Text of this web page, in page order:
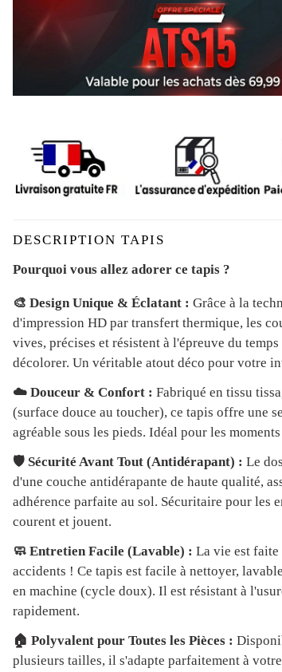
DESCRIPTION TAPIS
Pourquoi vous allez adorer ce tapis ?
🎨 Design Unique & Éclatant : Grâce à la
d'impression HD par transfert thermique, les
vives, précises et résistent à l'épreuve du temps
décolorer. Un véritable atout déco pour votre
☁️ Douceur & Confort : Fabriqué en tissu
(surface douce au toucher), ce tapis offre une
agréable sous les pieds. Idéal pour les
🛡️ Sécurité Avant Tout (Antidérapant) : Le
d'une couche antidérapante de haute qualité,
adhérence parfaite au sol. Sécuritaire pour les
courent et jouent.
🧼 Entretien Facile (Lavable) : La vie est faite
accidents ! Ce tapis est facile à nettoyer,
en machine (cycle doux). Il est résistant à
rapidement.
🏠 Polyvalent pour Toutes les Pièces :
plusieurs tailles, il s'adapte parfaitement à